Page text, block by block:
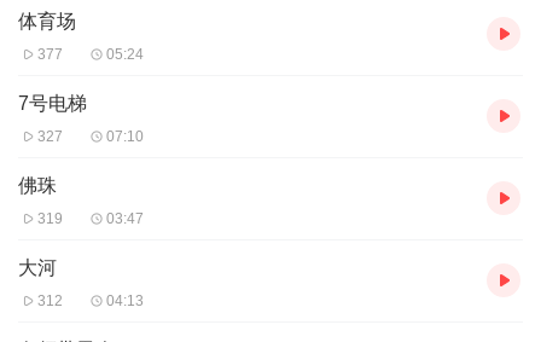
体育场
377 05:24
7号电梯
327 07:10
佛珠
319 03:47
大河
312 04:13